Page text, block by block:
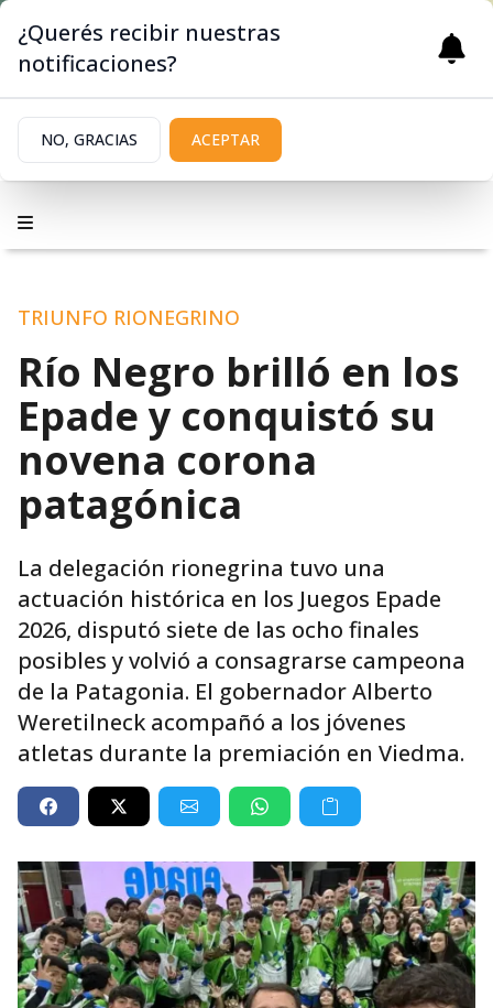
TRIUNFO RIONEGRINO
Río Negro brilló en los
Epade y conquistó su
novena corona
patagónica
La delegación rionegrina tuvo una
actuación histórica en los Juegos Epade
2026, disputó siete de las ocho finales
posibles y volvió a consagrarse campeona
de la Patagonia. El gobernador Alberto
Weretilneck acompañó a los jóvenes
atletas durante la premiación en Viedma.
¿Querés recibir nuestras
notificaciones?
NO, GRACIAS ACEPTAR